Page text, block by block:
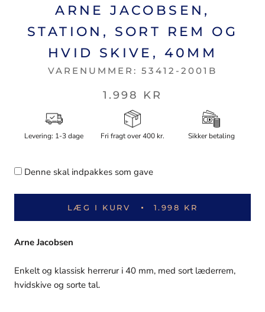
ARNE JACOBSEN,
STATION, SORT REM OG
HVID SKIVE, 40MM
VARENUMMER: 53412-2001B
1.998 KR
Levering: 1-3 dage Fri fragt over 400 kr. Sikker betaling
Denne skal indpakkes som gave
LÆG I KURV 1.998 KR
Arne Jacobsen
Enkelt og klassisk herrerur i 40 mm, med sort læderrem,
hvidskive og sorte tal.